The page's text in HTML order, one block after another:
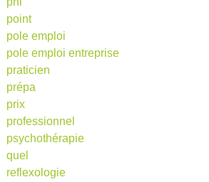
point
pole emploi
pole emploi entreprise
praticien
prépa
prix
professionnel
psychothérapie
quel
reflexologie